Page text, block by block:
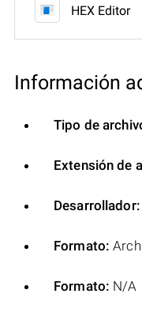
HEX Editor
Información
Tipo de
Extensión de
Desarrollador:
Formato:
Formato: N/A